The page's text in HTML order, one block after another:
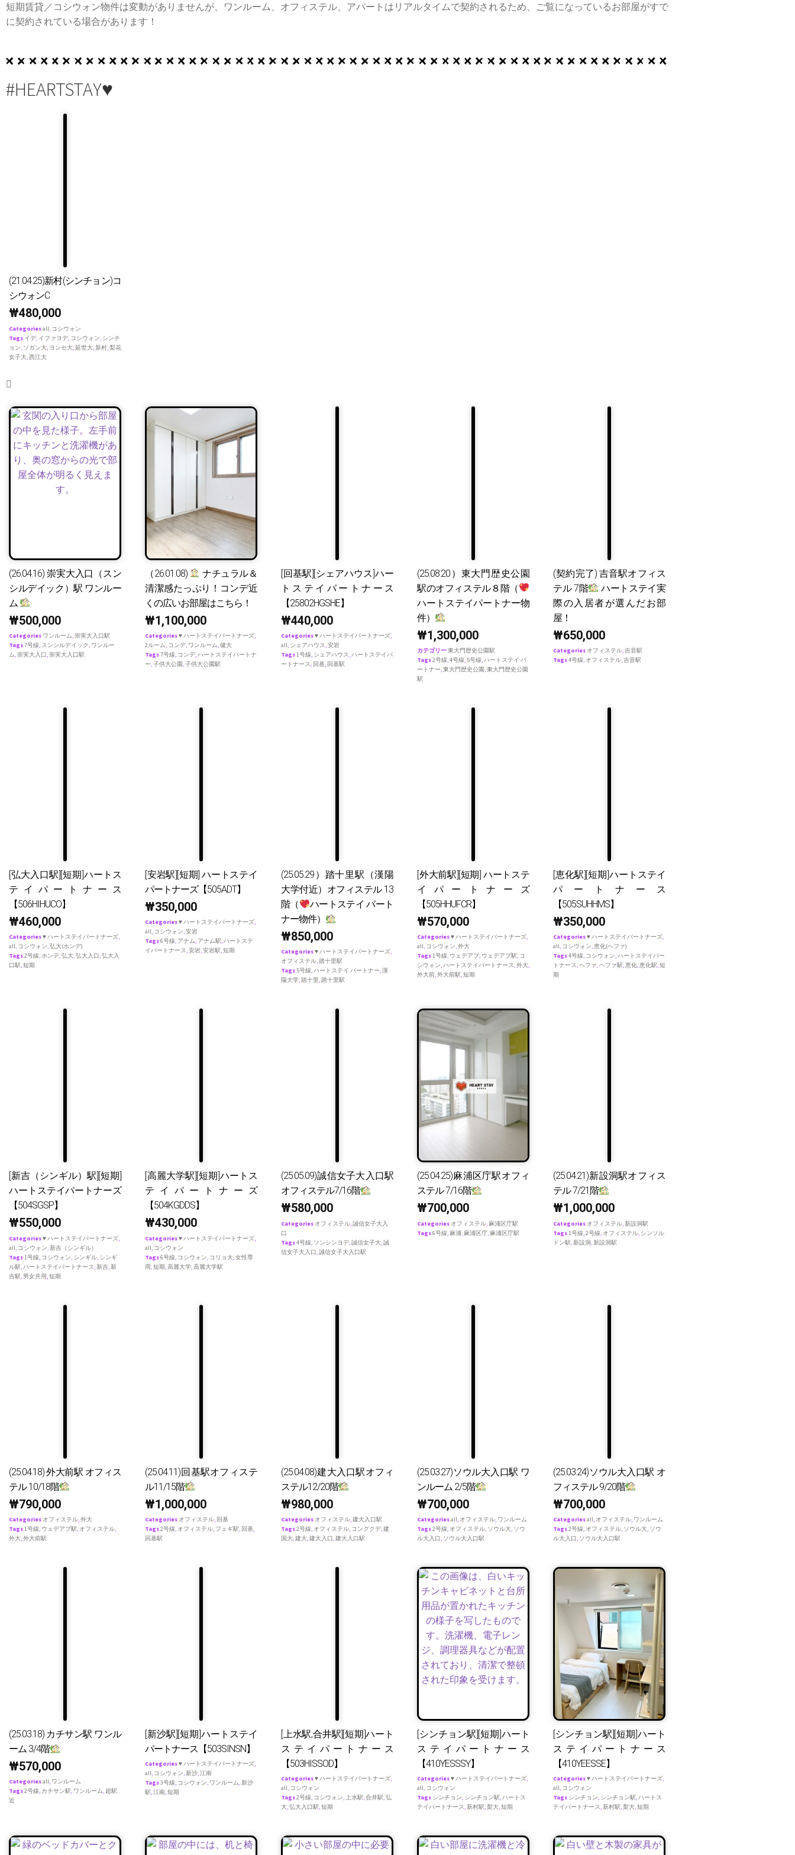
短期賃貸／コシウォン物件は変動がありませんが、ワンルーム、オフィステル、アパートはリアルタイムで契約されるため、ご覧になっているお部屋がすで
に契約されている場合があります！
#HEARTSTAY♥
(21.04.25)新村(シンチョン)コ
シウォンC
₩480,000
Categoriesall, コシウォン
Tags イデ, イファヨデ, コシウォン, シンチ
ョン, ソガン大, ヨンセ大,延世大,新村,梨花
女子大,西江大
(26.04.16) 崇実大入口（スン
シルデイック）駅 ワンルー
ム
₩500,000
Categories ワンルーム,崇実大入口駅
Tags7号線, スンシルデイック , ワンルー
ム,崇実大入口,崇実大入口駅
（26.01.08)
ナチュラル＆
清潔感たっぷり！コンデ近
くの広いお部屋はこちら！
₩1,100,000
Categories♥ ハートステイパートナーズ,
2ルーム, コンデ, ワンルーム,健大
Tags7号線, コンデ,ハートステイパートナ
ー,子供大公園,子供大公園駅
[回基駅][シェアハウス]ハー
トステイパートナース
【25802HGSHE】
₩440,000
Categories♥ ハートステイパートナーズ,
all, シェアハウス,安岩
Tags1号線, シェアハウス,ハートステイパ
ートナース, 回基, 回基駅
(25.08.20）東大門歴史公園
駅のオフィステル８階（
ハートステイパートナー物
件）
₩1,300,000
カテゴリー東大門歴史公園駅
Tags2号線,4号線, 5号線,ハートステイ パ
ートナー,東大門歴史公園,東大門歴史公園
駅
(契約完了) 吉音駅オフィス
テル 7階
ハートステイ実
際の入居者が選んだお部
屋！
₩650,000
Categories オフィステル,吉音駅
Tags4号線, オフィステル,吉音駅
[弘大入口駅][短期]ハートス
テイパートナース
【506HIHUCO】
₩460,000
Categories♥ ハートステイパートナーズ,
all, コシウォン,弘大(ホンデ)
Tags2号線,ホンデ,弘大,弘大入口,弘大入
口駅,短期
[安岩駅][短期] ハートステイ
パートナーズ【505ADT】
₩350,000
Categories♥ ハートステイパートナーズ,
all, コシウォン,安岩
Tags6号線, アナム, アナム駅,ハートステ
イパートナース,安岩,安岩駅,短期
(25.05.29）踏十里駅（漢陽
大学付近）オフィステル 13
階（
ハートステイ パート
ナー物件）
₩850,000
Categories♥ ハートステイパートナーズ,
オフィステル,踏十里駅
Tags 5号線,ハートステイ パートナー,漢
陽大学,踏十里,踏十里駅
[外大前駅][短期] ハートステ
イパートナーズ
【505HHUFCR】
₩570,000
Categories♥ ハートステイパートナーズ,
all, コシウォン,外大
Tags1号線, ウェデアプ, ウェデアプ駅, コ
シウォン,ハートステイパートナース,外大,
外大前,外大前駅,短期
[恵化駅][短期]ハートステイ
パートナース
【505SUHHMS】
₩350,000
Categories♥ ハートステイパートナーズ,
all, コシウォン,恵化(ヘファ)
Tags4号線, コシウォン,ハートステイパー
トナース,ヘファ,ヘファ駅,恵化,恵化駅,短
期
[新吉（シンギル）駅][短期]
ハートステイパートナーズ
【504SGSP】
₩550,000
Categories♥ ハートステイパートナーズ,
all, コシウォン,新吉（シンギル）
Tags1号線, コシウォン, シンギル, シンギ
ル駅,ハートステイパートナース,新吉,新
吉駅, 男女共用,短期
[高麗大学駅][短期]ハートス
テイパートナーズ
【504KGDDS】
₩430,000
Categories♥ ハートステイパートナーズ,
all, コシウォン
Tags6号線, コシウォン, コリョ大,女性専
用,短期,高麗大学,高麗大学駅
(25.05.09)誠信女子大入口駅
オフィステル7/16階
₩580,000
Categories オフィステル,誠信女子大入
口
Tags4号線, ソンシンヨデ,誠信女子大,誠
信女子大入口,誠信女子大入口駅
(25.04.25)麻浦区庁駅オフィ
ステル 7/16階
₩700,000
Categories オフィステル, 麻浦区庁駅
Tags6号線, 麻浦, 麻浦区庁, 麻浦区庁駅
(25.04.21)新設洞駅オフィス
テル 7/21階
₩1,000,000
Categories オフィステル,新設洞駅
Tags1号線,2号線, オフィステル, シンソル
ドン駅,新設洞,新設洞駅
(25.04.18) 外大前駅 オフィス
テル 10/18階
₩790,000
Categories オフィステル,外大
Tags1号線, ウェデアプ駅, オフィステル,
外大,外大前駅
(25.04.11)回基駅オフィステ
ル11/15階
₩1,000,000
Categories オフィステル, 回基
Tags2号線, オフィステル, フェギ駅, 回基,
回基駅
(25.04.08)建大入口駅オフィ
ステル12/20階
₩980,000
Categories オフィステル,建大入口駅
Tags2号線, オフィステル, コングクデ,建
国大,建大,建大入口,建大入口駅
(25.03.27)ソウル大入口駅 ワ
ンルーム 2/5階
₩700,000
Categoriesall, オフィステル, ワンルーム
Tags2号線, オフィステル, ソウル大, ソウ
ル大入口, ソウル大入口駅
(25.03.24)ソウル大入口駅 オ
フィステル 9/20階
₩700,000
Categoriesall, オフィステル, ワンルーム
Tags2号線, オフィステル, ソウル大, ソウ
ル大入口, ソウル大入口駅
(25.03.18) カチサン駅 ワンル
ーム 3/4階
₩570,000
Categoriesall, ワンルーム
Tags2号線, カチサン駅, ワンルーム, 超駅
近
[新沙駅][短期]ハートステイ
パートナース【503SINSN】
Categories♥ ハートステイパートナーズ,
all, コシウォン,新沙,江南
Tags3号線, コシウォン, ワンルーム,新沙
駅,江南,短期
[上水駅,合井駅][短期]ハート
ステイパートナース
【503HISSOD】
Categories♥ ハートステイパートナーズ,
all, コシウォン
Tags2号線, コシウォン, 上水駅,合井駅,弘
大,弘大入口駅,短期
[シンチョン駅][短期]ハート
ステイパートナース
【410YESSSY】
Categories♥ ハートステイパートナーズ,
all, コシウォン
Tags シンチョン, シンチョン駅,ハートス
テイパートナース,新村駅,梨大,短期
[シンチョン駅][短期]ハート
ステイパートナース
【410YEESSE】
Categories♥ ハートステイパートナーズ,
all, コシウォン
Tags シンチョン, シンチョン駅,ハートス
テイパートナース,新村駅,梨大,短期